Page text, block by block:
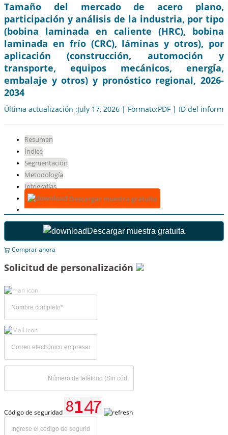
Tamaño del mercado de acero plano,
participación y análisis de la industria, por tipo
(bobina laminada en caliente (HRC), bobina
laminada en frío (CRC), láminas y otros), por
aplicación (construcción, automoción y
transporte, equipos mecánicos, energía,
embalaje y otros) y pronóstico regional, 2026-
2034
Última actualización :July 17, 2026 | Formato:PDF | ID del
Resumen
Índice
Segmentación
Metodología
Infografías
Descargar muestra gratuita
Descargar muestra gratuita
Comprar ahora
Solicitud de personalización
Código de seguridad